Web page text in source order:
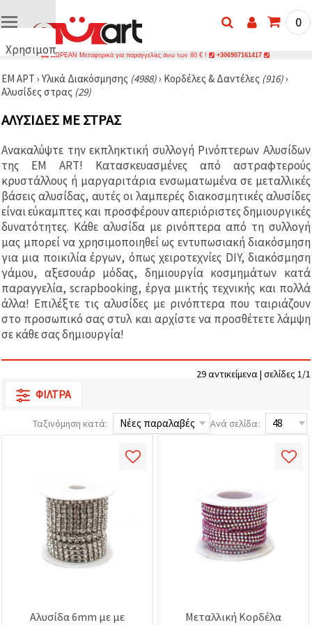
Χρησιμοποιούμε
🍪
Χρησιμοποιούμε
παρόμοιες
τεχνολογίες
διασφαλίσουμε
τη σωστή
λειτουργία
του
ιστότοπου,
να
βελτιώσουμε
την
εμπειρία
σας και, με
τη
συγκατάθεσή
σας, να
αναλύουμε
την
επισκεψιμότητα
και να
προβάλλουμε
περιεχόμενο
μεταξύ
τη βοήθεια
συμφωνήσετε
χρησιμοποιήσετε
0
ΔΩΡΕΑΝ Μεταφορικά για παραγγελίες άνω των 80 € ! +306907161417
ΕΜ ΑΡΤ › Υλικά Διακόσμησης (4988)› Κορδέλες & Δαντέλες (916)›
Αλυσίδες στρας (29)
ΑΛΥΣΊΔΕΣ ΜΕ ΣΤΡΑΣ
Ανακαλύψτε την εκπληκτική συλλογή Ρινόπτερων Αλυσίδων
της EM ART! Κατασκευασμένες από αστραφτερούς
κρυστάλλους ή μαργαριτάρια ενσωματωμένα σε μεταλλικές
βάσεις αλυσίδας, αυτές οι λαμπερές διακοσμητικές αλυσίδες
είναι εύκαμπτες και προσφέρουν απεριόριστες δημιουργικές
δυνατότητες. Κάθε αλυσίδα με ρινόπτερα από τη συλλογή
μας μπορεί να χρησιμοποιηθεί ως εντυπωσιακή διακόσμηση
για μια ποικιλία έργων, όπως χειροτεχνίες DIY, διακόσμηση
γάμου, αξεσουάρ μόδας, δημιουργία κοσμημάτων κατά
παραγγελία, scrapbooking, έργα μικτής τεχνικής και πολλά
άλλα! Επιλέξτε τις αλυσίδες με ρινόπτερα που ταιριάζουν
στο προσωπικό σας στυλ και αρχίστε να προσθέτετε λάμψη
σε κάθε σας δημιουργία!
29 αντικείμενα | σελίδες 1/1
ΦΊΛΤΡΑ
Ταξινόμηση κατά: Ανά σελίδα:
Αλυσίδα 6mm με με
Μεταλλική Κορδέλα